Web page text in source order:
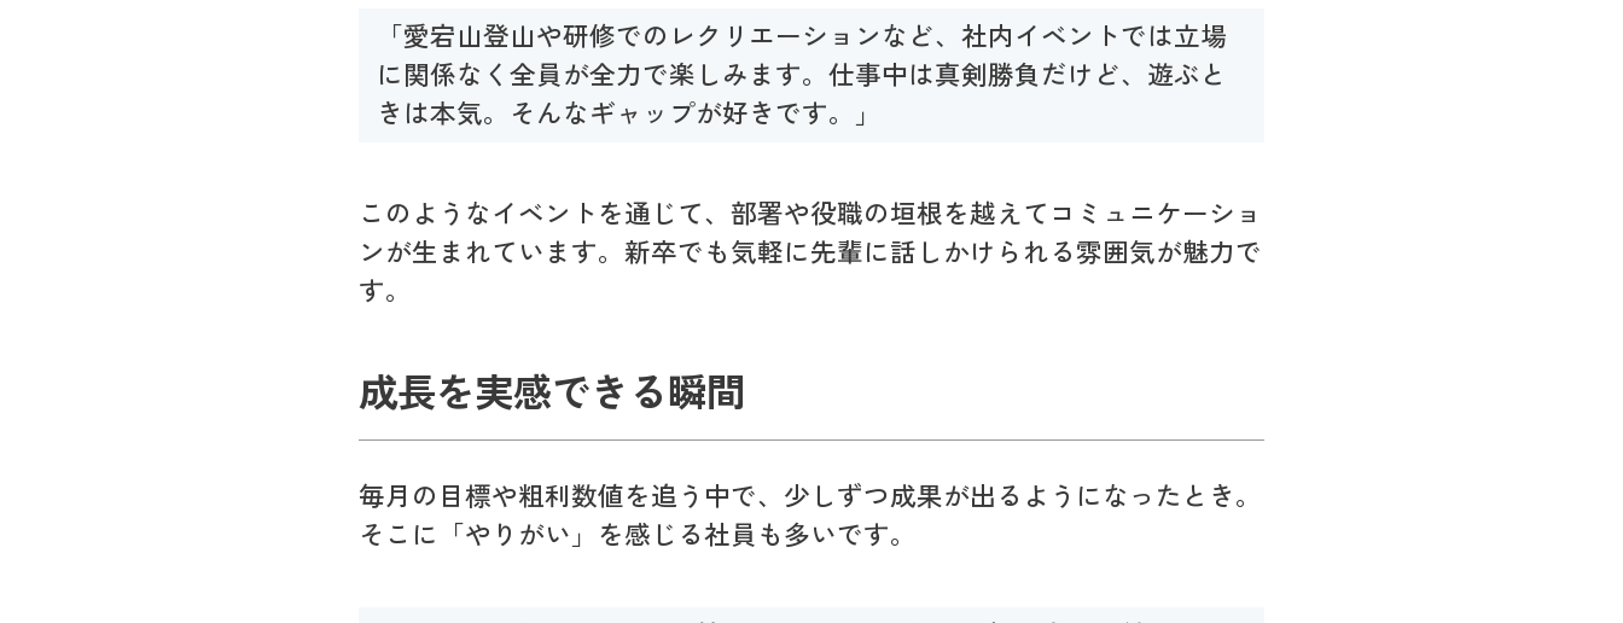
「愛宕山登山や研修でのレクリエーションなど、社内イベントでは立場
に関係なく全員が全力で楽しみます。仕事中は真剣勝負だけど、遊ぶと
きは本気。そんなギャップが好きです。」
このようなイベントを通じて、部署や役職の垣根を越えてコミュニケーショ
ンが生まれています。新卒でも気軽に先輩に話しかけられる雰囲気が魅力で
す。
成長を実感できる瞬間
毎月の目標や粗利数値を追う中で、少しずつ成果が出るようになったとき。
そこに「やりがい」を感じる社員も多いです。